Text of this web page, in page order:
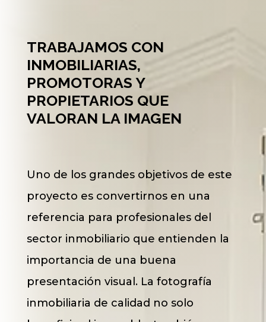
TRABAJAMOS CON
INMOBILIARIAS,
PROMOTORAS Y
PROPIETARIOS QUE
VALORAN LA IMAGEN
Uno de los grandes objetivos de este
proyecto es convertirnos en una
referencia para profesionales del
sector inmobiliario que entienden la
importancia de una buena
presentación visual. La fotografía
inmobiliaria de calidad no solo